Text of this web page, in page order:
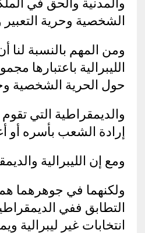
الشخصية وحرية التعبير
ومن المهم بالنسبة لنا
الليبرالية باعتبارها
حول الحرية الشخصية
والديمقراطية التي
إرادة الشعب بأسره أو
ومع إن الليبرالية
ولكنهما في جوهرهما
التطابق ففي
انتخابات غير ليبرالية